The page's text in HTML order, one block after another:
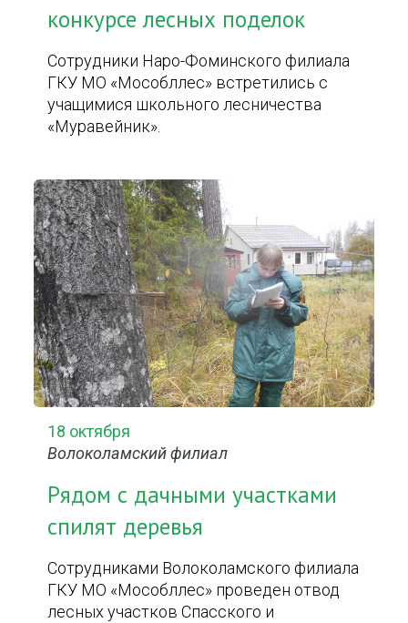
конкурсе лесных поделок
Сотрудники Наро-Фоминского филиала
ГКУ МО «Мособллес» встретились с
учащимися школьного лесничества
«Муравейник».
18 октября
Волоколамский филиал
Рядом с дачными участками
спилят деревья
Сотрудниками Волоколамского филиала
ГКУ МО «Мособллес» проведен отвод
лесных участков Спасского и